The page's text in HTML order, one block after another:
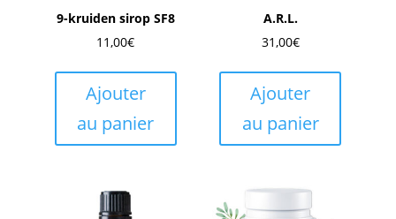
9-kruiden sirop SF8
11,00€
Ajouter
au panier
A.R.L.
31,00€
Ajouter
au panier